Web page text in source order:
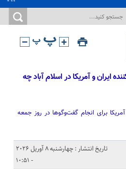
ایران و آمریکا در اسلام آباد چه
آمریکا برای انجام گفت‌وگوها در روز جمعه
تاریخ انتشار : چهارشنبه 8 آوریل 2026
- 10:51